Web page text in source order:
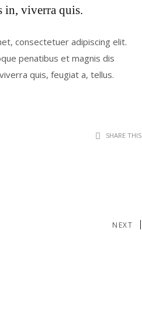
in, viverra quis.
consectetuer adipiscing elit.
penatibus et magnis dis
quis, feugiat a, tellus.
SHARE THIS
NEXT